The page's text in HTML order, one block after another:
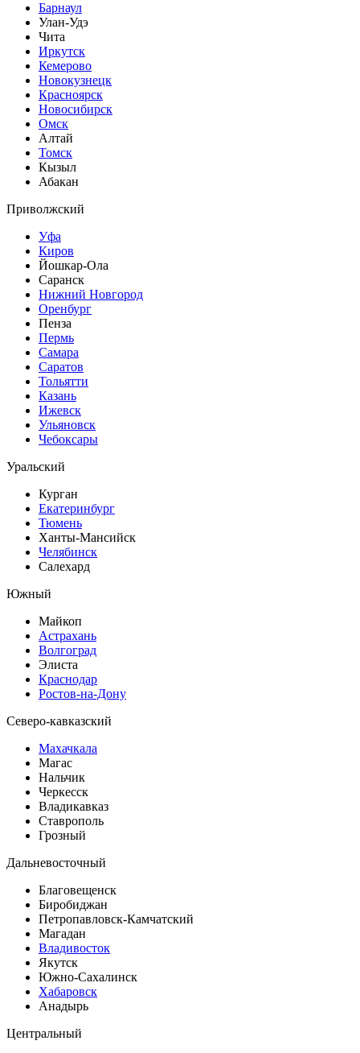
Барнаул
Улан-Удэ
Чита
Иркутск
Кемерово
Новокузнецк
Красноярск
Новосибирск
Омск
Алтай
Томск
Кызыл
Абакан
Приволжский
Уфа
Киров
Йошкар-Ола
Саранск
Нижний Новгород
Оренбург
Пенза
Пермь
Самара
Саратов
Тольятти
Казань
Ижевск
Ульяновск
Чебоксары
Уральский
Курган
Екатеринбург
Тюмень
Ханты-Мансийск
Челябинск
Салехард
Южный
Майкоп
Астрахань
Волгоград
Элиста
Краснодар
Ростов-на-Дону
Северо-кавказский
Махачкала
Магас
Нальчик
Черкесск
Владикавказ
Ставрополь
Грозный
Дальневосточный
Благовещенск
Биробиджан
Петропавловск-Камчатский
Магадан
Владивосток
Якутск
Южно-Сахалинск
Хабаровск
Анадырь
Центральный